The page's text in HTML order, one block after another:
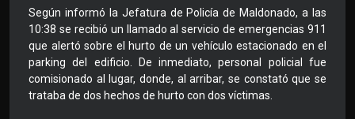
Según informó la Jefatura de Policía de Maldonado, a las
10:38 se recibió un llamado al servicio de emergencias 911
que alertó sobre el hurto de un vehículo estacionado en el
parking del edificio. De inmediato, personal policial fue
comisionado al lugar, donde, al arribar, se constató que se
trataba de dos hechos de hurto con dos víctimas.